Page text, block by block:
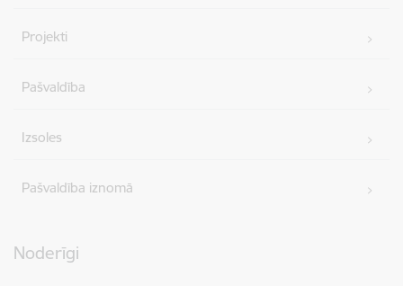
Projekti
Pašvaldība
Izsoles
Pašvaldība iznomā
Noderīgi